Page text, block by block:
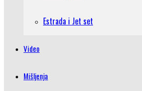
Estrada i Jet set
Video
Mišljenja